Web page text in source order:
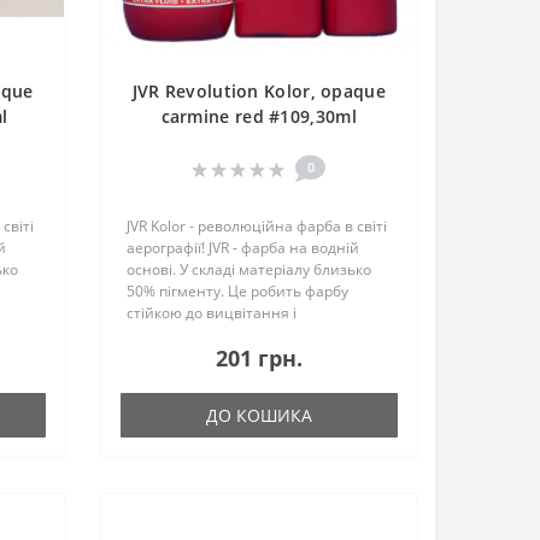
не
JVR Revolution Kolor, opaque
carmine red #109,30ml
0
JVR Kolor - революційна фарба в світі
аерографії! JVR - фарба на водній
основі. У складі матеріалу близько
50% пігменту. Це робить фарбу
стійкою до вицвітання і
особливістю JVR є те, що до складу не
201 грн.
ДО КОШИКА